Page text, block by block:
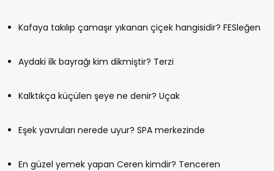
Kafaya takılıp çamaşır yıkanan çiçek hangisidir? FESleğen
Aydaki ilk bayrağı kim dikmiştir? Terzi
Kalktıkça küçülen şeye ne denir? Uçak
Eşek yavruları nerede uyur? SPA merkezinde
En güzel yemek yapan Ceren kimdir? Tenceren